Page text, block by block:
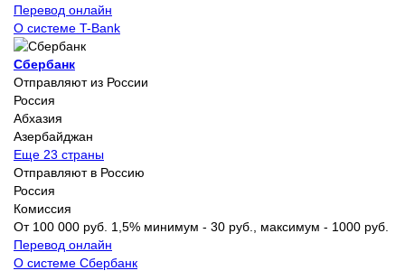
Перевод онлайн
О системе T-Bank
Сбербанк
Отправляют из России
Россия
Абхазия
Азербайджан
Еще 23 страны
Отправляют в Россию
Россия
Комиссия
От 100 000 руб. 1,5% минимум - 30 руб., максимум - 1000 руб.
Перевод онлайн
О системе Сбербанк